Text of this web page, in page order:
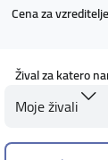
Cena za
Žival za katero
Moje živali